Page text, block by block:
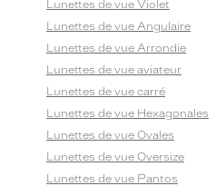
Lunettes de vue Violet
Lunettes de vue Angulaire
Lunettes de vue Arrondie
Lunettes de vue aviateur
Lunettes de vue carré
Lunettes de vue Hexagonales
Lunettes de vue Ovales
Lunettes de vue Oversize
Lunettes de vue Pantos